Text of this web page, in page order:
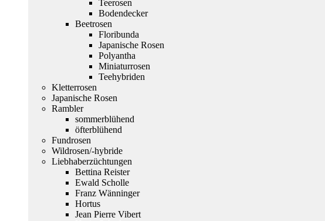
Teerosen
Bodendecker
Beetrosen
Floribunda
Japanische Rosen
Polyantha
Miniaturrosen
Teehybriden
Kletterrosen
Japanische Rosen
Rambler
sommerblühend
öfterblühend
Fundrosen
Wildrosen/-hybride
Liebhaberzüchtungen
Bettina Reister
Ewald Scholle
Franz Wänninger
Hortus
Jean Pierre Vibert